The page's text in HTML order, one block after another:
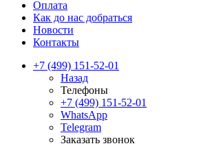
Оплата
Как до нас добраться
Новости
Контакты
+7 (499) 151-52-01
Назад
Телефоны
+7 (499) 151-52-01
WhatsApp
Telegram
Заказать звонок